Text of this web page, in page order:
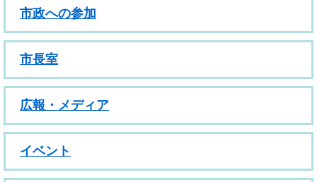
市政への参加
市長室
広報・メディア
イベント